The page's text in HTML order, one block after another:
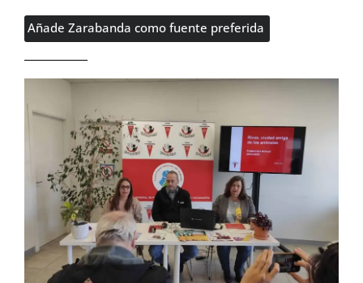
Añade Zarabanda como fuente preferida